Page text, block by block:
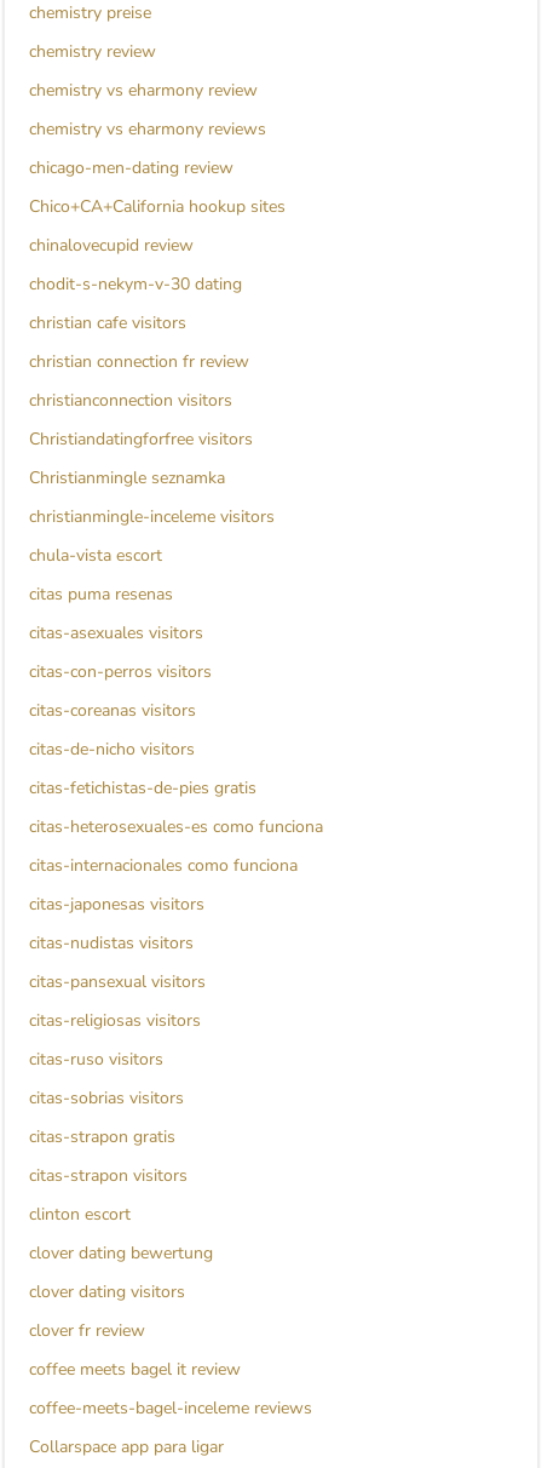
chemistry preise
chemistry review
chemistry vs eharmony review
chemistry vs eharmony reviews
chicago-men-dating review
Chico+CA+California hookup sites
chinalovecupid review
chodit-s-nekym-v-30 dating
christian cafe visitors
christian connection fr review
christianconnection visitors
Christiandatingforfree visitors
Christianmingle seznamka
christianmingle-inceleme visitors
chula-vista escort
citas puma resenas
citas-asexuales visitors
citas-con-perros visitors
citas-coreanas visitors
citas-de-nicho visitors
citas-fetichistas-de-pies gratis
citas-heterosexuales-es como funciona
citas-internacionales como funciona
citas-japonesas visitors
citas-nudistas visitors
citas-pansexual visitors
citas-religiosas visitors
citas-ruso visitors
citas-sobrias visitors
citas-strapon gratis
citas-strapon visitors
clinton escort
clover dating bewertung
clover dating visitors
clover fr review
coffee meets bagel it review
coffee-meets-bagel-inceleme reviews
Collarspace app para ligar